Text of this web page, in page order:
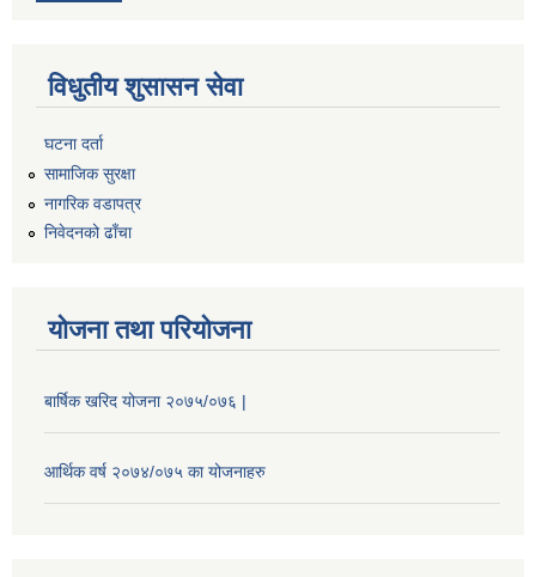
विधुतीय शुसासन सेवा
घटना दर्ता
सामाजिक सुरक्षा
नागरिक वडापत्र
निवेदनको ढाँचा
योजना तथा परियोजना
बार्षिक खरिद योजना २०७५/०७६ |
आर्थिक वर्ष २०७४/०७५ का योजनाहरु